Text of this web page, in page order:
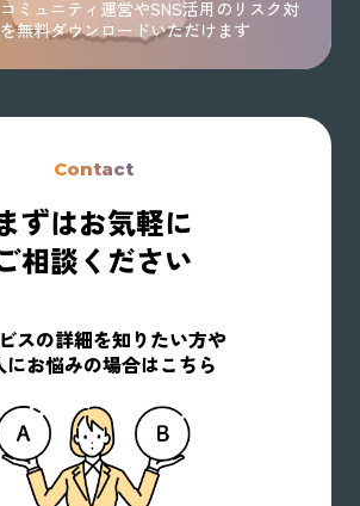
ミュニティ運営やSNS活用のリスク対
無料ダウンロードいただけます
Contact
ずはお気軽に
相談ください
スの詳細を知りたい方や
にお悩みの場合はこちら